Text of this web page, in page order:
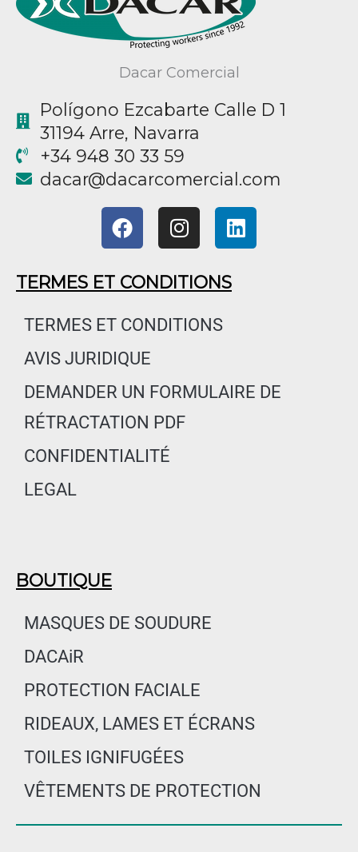
Dacar Comercial
Polígono Ezcabarte Calle D 1
31194 Arre, Navarra
+34 948 30 33 59
moc.laicremocracad
@racad
F
a
e
b
o
k
I
n
t
a
g
m
L
i
TERMES ET CONDITIONS
TERMES ET CONDITIONS
AVIS JURIDIQUE
DEMANDER UN FORMULAIRE DE
RÉTRACTATION PDF
CONFIDENTIALITÉ
LEGAL
BOUTIQUE
MASQUES DE SOUDURE
DACAiR
PROTECTION FACIALE
RIDEAUX, LAMES ET ÉCRANS
TOILES IGNIFUGÉES
VÊTEMENTS DE PROTECTION